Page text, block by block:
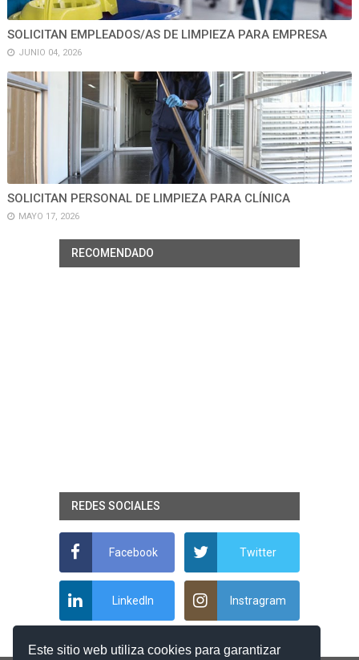
Este sitio web utiliza cookies para garantizar
SOLICITAN EMPLEADOS/AS DE LIMPIEZA PARA EMPRESA
JUNIO 04, 2026
SOLICITAN PERSONAL DE LIMPIEZA PARA CLÍNICA
MAYO 17, 2026
RECOMENDADO
REDES SOCIALES
Facebook Twitter
LinkedIn Instragram